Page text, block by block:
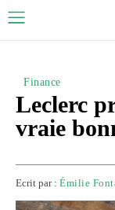
Finance
Leclerc
vraie
Ecrit par : Émilie